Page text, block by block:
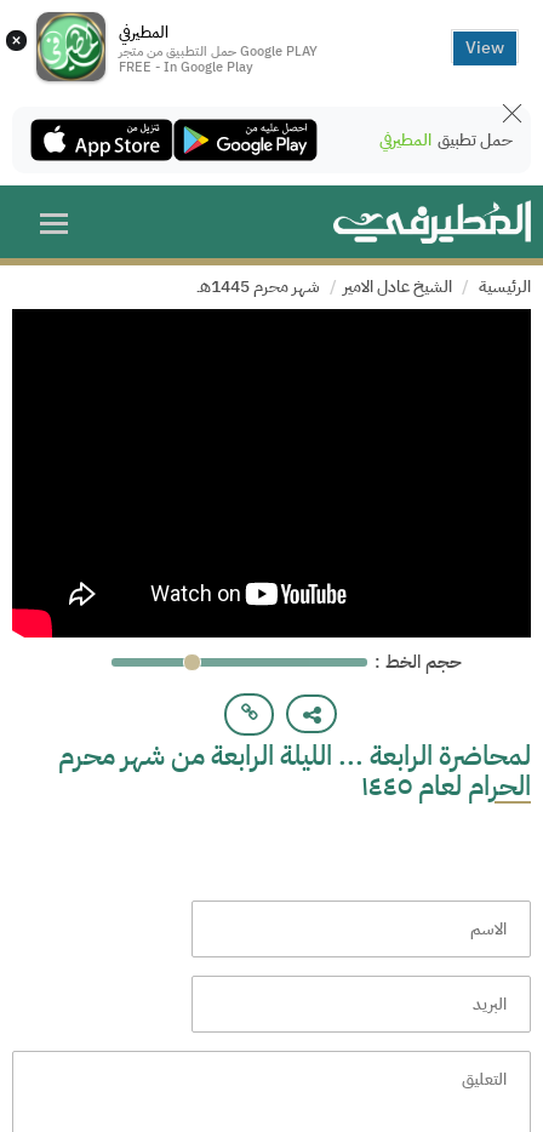
× المطيرفي
حمل التطبيق من متجر Google PLAY
FREE - In Google Play
View
حمل تطبيق المطيرفي
الرئيسية الشيخ عادل الامير شهر محرم 1445هـ
: حجم الخط
لمحاضرة الرابعة ... الليلة الرابعة من شهر محرم
الحرام لعام ١٤٤٥